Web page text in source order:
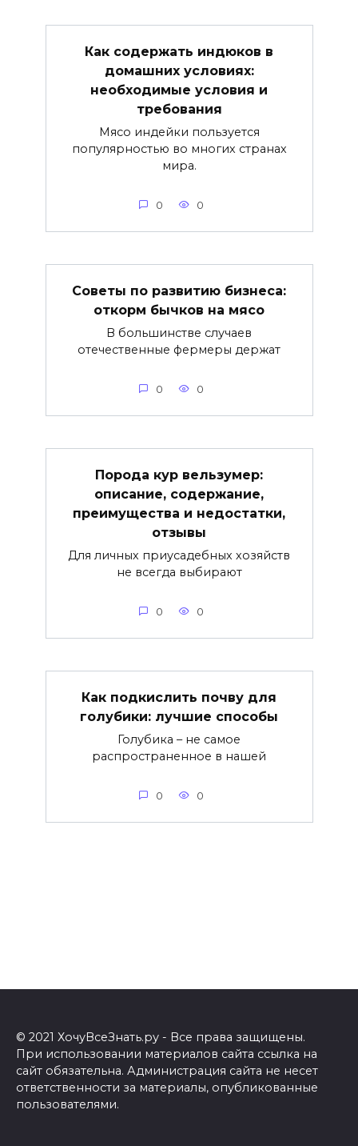
Как содержать индюков в
домашних условиях:
необходимые условия и
требования
Мясо индейки пользуется
популярностью во многих странах
мира.
0 0
Советы по развитию бизнеса:
откорм бычков на мясо
В большинстве случаев
отечественные фермеры держат
0 0
Порода кур вельзумер:
описание, содержание,
преимущества и недостатки,
отзывы
Для личных приусадебных хозяйств
не всегда выбирают
0 0
Как подкислить почву для
голубики: лучшие способы
Голубика – не самое
распространенное в нашей
0 0
© 2021 ХочуВсеЗнать.ру - Все права защищены.
При использовании материалов сайта ссылка на
сайт обязательна. Администрация сайта не несет
ответственности за материалы, опубликованные
пользователями.